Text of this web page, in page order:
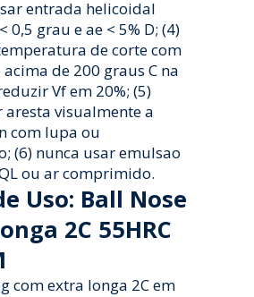
entrada helicoidal
0,5 grau e ae < 5% D; (4)
de corte com
de 200 graus C na
Vf em 20%; (5)
aresta visualmente a
com lupa ou
(6) nunca usar emulsao
ou ar comprimido.
Uso: Ball Nose
2C 55HRC
com extra longa 2C em